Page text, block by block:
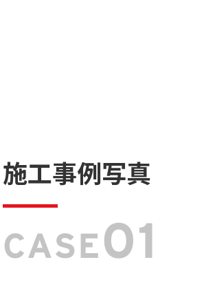
施工事例写真
CASE01